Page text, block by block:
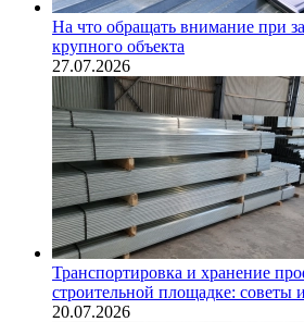
На что обращать внимание при
крупного объекта
27.07.2026
Транспортировка и хранение
строительной площадке: советы
20.07.2026